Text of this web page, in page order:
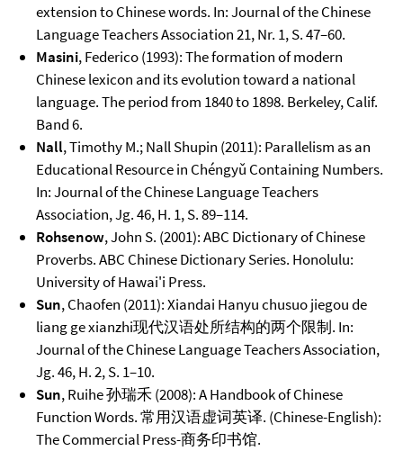
extension to Chinese words. In: Journal of the Chinese
Language Teachers Association 21, Nr. 1, S. 47–60.
Masini, Federico (1993): The formation of modern
Chinese lexicon and its evolution toward a national
language. The period from 1840 to 1898. Berkeley, Calif.
Band 6.
Nall, Timothy M.; Nall Shupin (2011): Parallelism as an
Educational Resource in Chéngyǔ Containing Numbers.
In: Journal of the Chinese Language Teachers
Association, Jg. 46, H. 1, S. 89–114.
Rohsenow, John S. (2001): ABC Dictionary of Chinese
Proverbs. ABC Chinese Dictionary Series. Honolulu:
University of Hawai'i Press.
Sun, Chaofen (2011): Xiandai Hanyu chusuo jiegou de
liang ge xianzhi现代汉语处所结构的两个限制. In:
Journal of the Chinese Language Teachers Association,
Jg. 46, H. 2, S. 1–10.
Sun, Ruihe 孙瑞禾 (2008): A Handbook of Chinese
Function Words. 常用汉语虚词英译. (Chinese-English):
The Commercial Press-商务印书馆.